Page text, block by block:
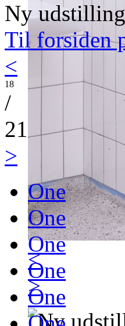
<
>
Ny
Til forsiden
<
18
/
21
>
One
One
One
One
One